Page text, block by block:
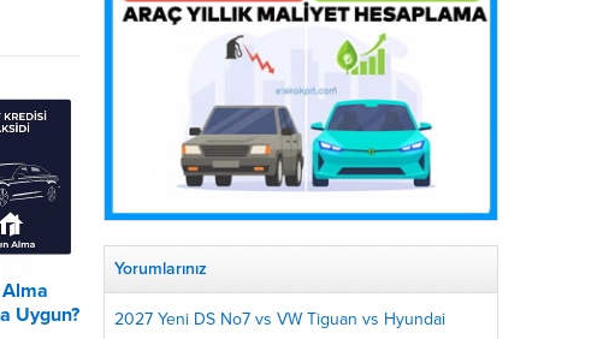
Uygun?
Yorumlarınız
2027 Yeni DS No7 vs VW Tiguan vs Hyundai